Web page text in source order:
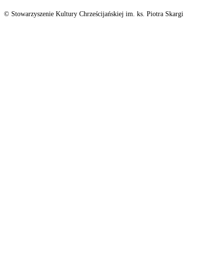
© Stowarzyszenie Kultury Chrześcijańskiej im. ks. Piotra Skargi